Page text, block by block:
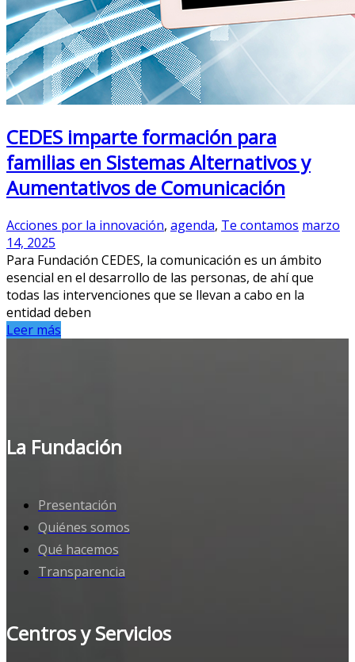
CEDES imparte formación para
familias en Sistemas Alternativos y
Aumentativos de Comunicación
Acciones por la innovación, agenda, Te contamos marzo
14, 2025
Para Fundación CEDES, la comunicación es un ámbito
esencial en el desarrollo de las personas, de ahí que
todas las intervenciones que se llevan a cabo en la
entidad deben
Leer más
La Fundación
Presentación
Quiénes somos
Qué hacemos
Transparencia
Centros y Servicios